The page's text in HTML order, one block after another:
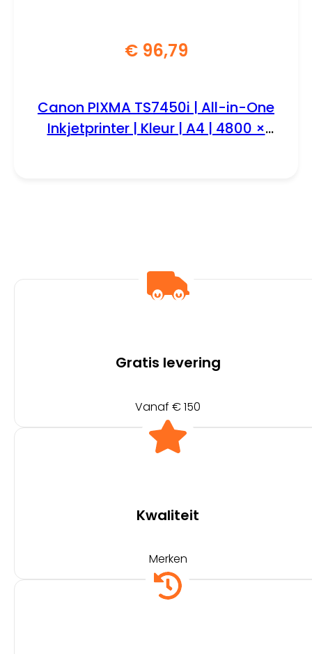
€96,79
Canon PIXMA TS7450i | All-in-One
Inkjetprinter | Kleur | A4 | 4800 ×
Gratis levering
Vanaf € 150
Kwaliteit
Merken